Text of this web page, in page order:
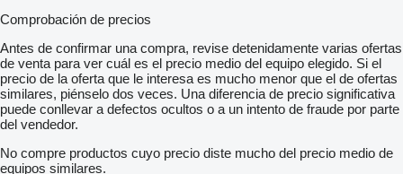
Comprobación de precios
Antes de confirmar una compra, revise detenidamente varias ofertas
de venta para ver cuál es el precio medio del equipo elegido. Si el
precio de la oferta que le interesa es mucho menor que el de ofertas
similares, piénselo dos veces. Una diferencia de precio significativa
puede conllevar a defectos ocultos o a un intento de fraude por parte
del vendedor.
No compre productos cuyo precio diste mucho del precio medio de
equipos similares.